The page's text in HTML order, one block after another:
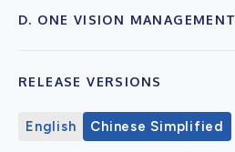
D. ONE VISION MANAGEMENT
RELEASE VERSIONS
English Chinese Simplified